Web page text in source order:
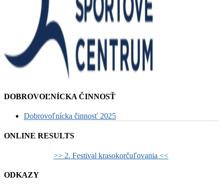
DOBROVOĽNÍCKA ČINNOSŤ
Dobrovoľnícka činnosť 2025
ONLINE RESULTS
>> 2. Festival krasokorčuľovania <<
ODKAZY